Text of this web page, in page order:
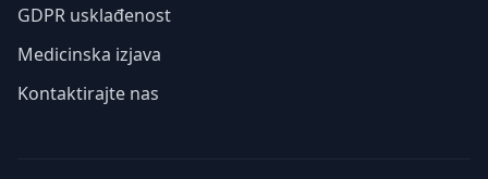
GDPR usklađenost
Medicinska izjava
Kontaktirajte nas